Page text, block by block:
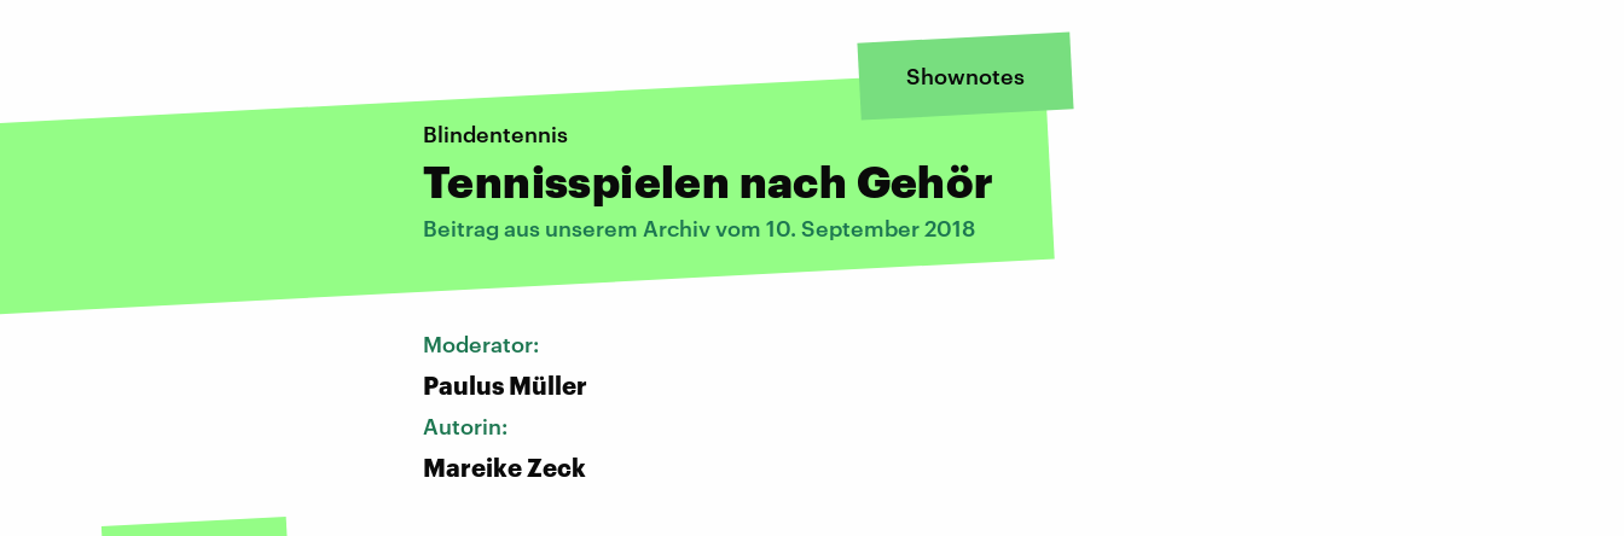
Shownotes
Blindentennis
Tennisspielen nach Gehör
Beitrag aus unserem Archiv vom 10. September 2018
Moderator:
Paulus Müller
Autorin:
Mareike Zeck